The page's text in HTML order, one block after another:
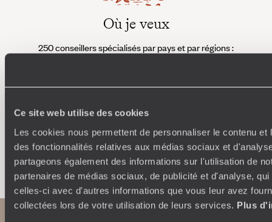
Ce site web utilise des cookies
Les cookies nous permettent de personnaliser le contenu et
des fonctionnalités relatives aux médias sociaux et
partageons également des informations sur l'utilisation de
partenaires de médias sociaux, de publicité et d'analyse,
celles-ci avec d'autres informations que vous leur avez
collectées lors de votre utilisation de leurs services. Plus
Où je veux
250 conseillers spécialisés par pays et par régions :
étapes, hébergements, ateliers, rencontres…
Faites créer votre voyage